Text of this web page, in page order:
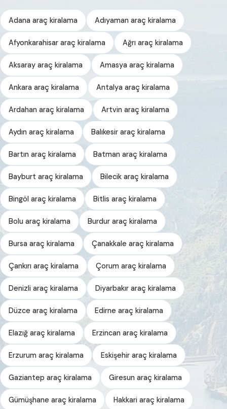
Adana araç kiralama Adıyaman araç kiralama
Afyonkarahisar araç kiralama Ağrı araç kiralama
Aksaray araç kiralama Amasya araç kiralama
Ankara araç kiralama Antalya araç kiralama
Ardahan araç kiralama Artvin araç kiralama
Aydın araç kiralama Balıkesir araç kiralama
Bartın araç kiralama Batman araç kiralama
Bayburt araç kiralama Bilecik araç kiralama
Bingöl araç kiralama Bitlis araç kiralama
Bolu araç kiralama Burdur araç kiralama
Bursa araç kiralama Çanakkale araç kiralama
Çankırı araç kiralama Çorum araç kiralama
Denizli araç kiralama Diyarbakır araç kiralama
Düzce araç kiralama Edirne araç kiralama
Elazığ araç kiralama Erzincan araç kiralama
Erzurum araç kiralama Eskişehir araç kiralama
Gaziantep araç kiralama Giresun araç kiralama
Gümüşhane araç kiralama Hakkari araç kiralama